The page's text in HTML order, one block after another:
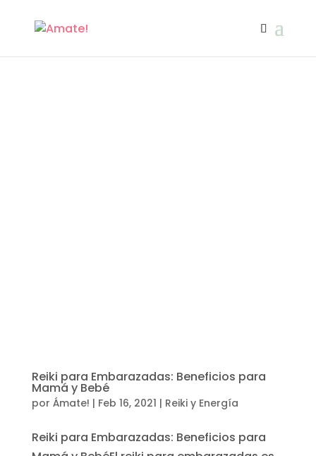
Reiki para Embarazadas: Beneficios para
Mamá y Bebé
por Ámate! | Feb 16, 2021 | Reiki y Energía
Reiki para Embarazadas: Beneficios para